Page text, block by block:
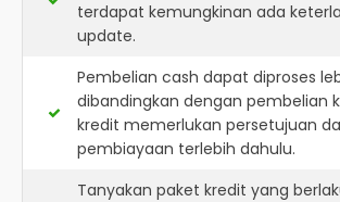
terdapat kemungkinan ada
update.
Pembelian cash dapat diproses
dibandingkan dengan pembelian
kredit memerlukan persetujuan
pembiayaan terlebih dahulu.
Tanyakan paket kredit yang